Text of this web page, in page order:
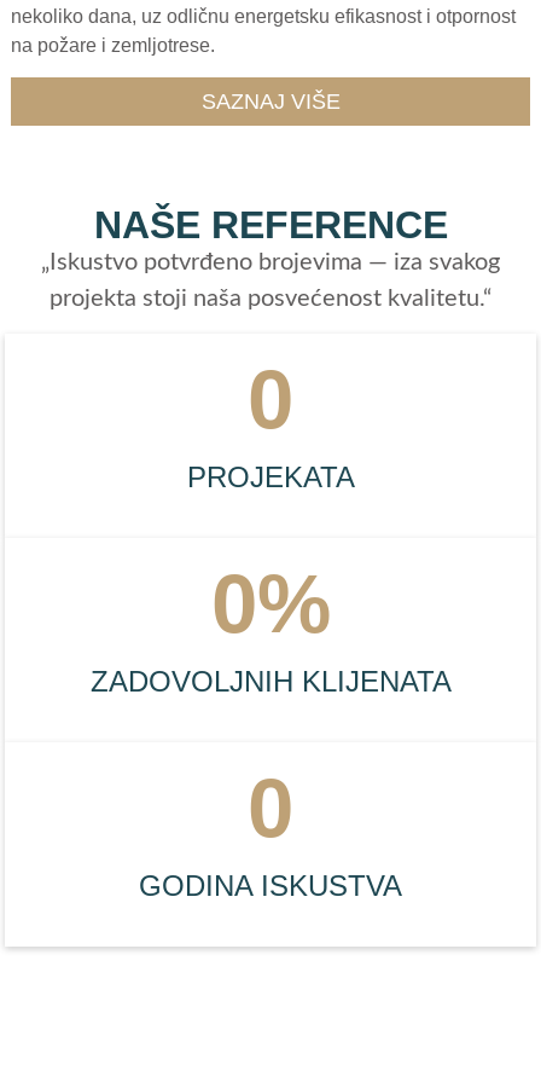
nekoliko dana, uz odličnu energetsku efikasnost i otpornost
na požare i zemljotrese.
SAZNAJ VIŠE
NAŠE REFERENCE
„Iskustvo potvrđeno brojevima — iza svakog
projekta stoji naša posvećenost kvalitetu.“
PROJEKATA
0
ZADOVOLJNIH KLIJENATA
0%
GODINA ISKUSTVA
0